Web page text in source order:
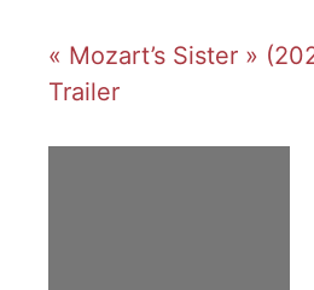
« Mozart’s Sister »
Trailer